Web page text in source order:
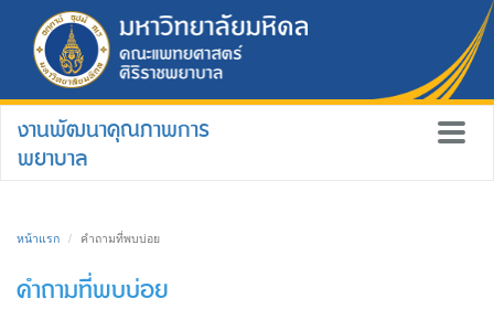
งานพัฒนาคุณภาพการ
พยาบาล
หน้าแรก คำถามที่พบบ่อย
คำถามที่พบบ่อย